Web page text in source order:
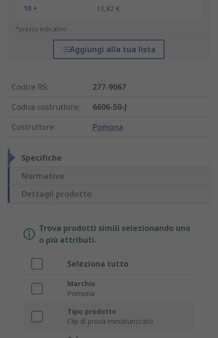
10 +
13,82 €
*prezzo indicativo
Aggiungi alla tua lista
Codice RS:
277-9067
Codice costruttore:
6606-50-J
Costruttore: Pomona
Specifiche
Normative
Dettagli prodotto
Trova prodotti simili selezionando uno
o più attributi.
Seleziona tutto
Marchio
Pomona
Tipo prodotto
Clip di prova miniaturizzato